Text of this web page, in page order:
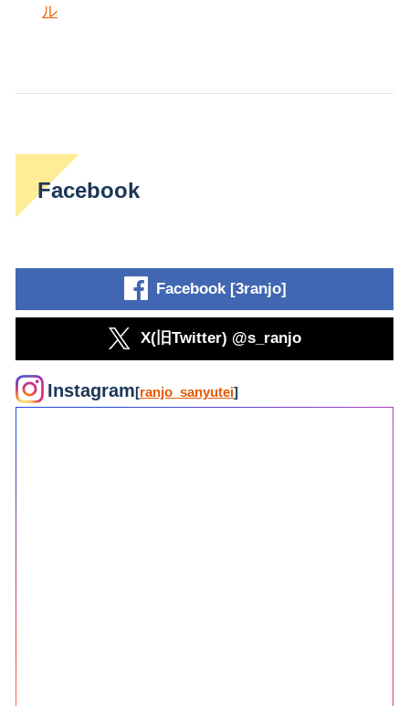
ル
Facebook
Facebook [3ranjo]
X(旧Twitter) @s_ranjo
Instagram[ranjo_sanyutei]